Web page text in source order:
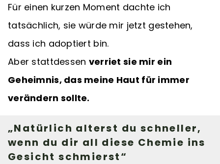
Für einen kurzen Moment dachte ich
tatsächlich, sie würde mir jetzt gestehen,
dass ich adoptiert bin.
Aber stattdessen verriet sie mir ein
Geheimnis, das meine Haut für immer
verändern sollte.
„Natürlich alterst du schneller,
wenn du dir all diese Chemie ins
Gesicht schmierst“